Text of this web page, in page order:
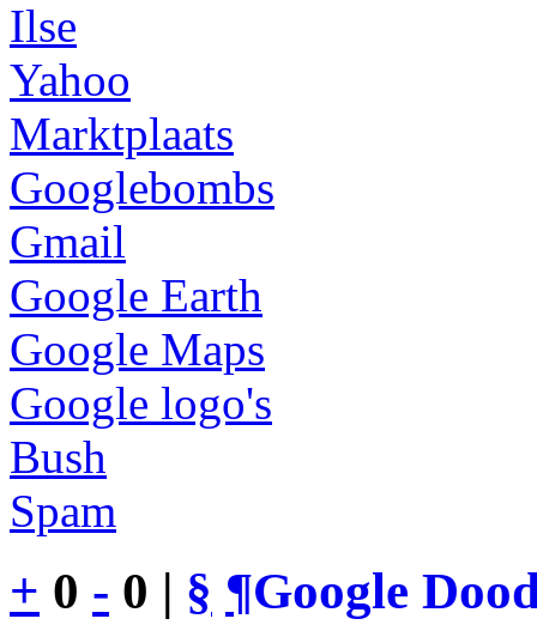
Ilse
Yahoo
Marktplaats
Googlebombs
Gmail
Google Earth
Google Maps
Google logo's
Bush
Spam
+ 0 - 0 | § ¶Google